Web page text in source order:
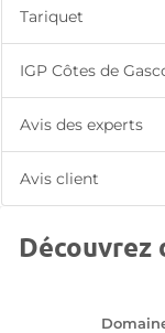
Tariquet
IGP Côtes de
Avis des experts
Avis client
Découvrez